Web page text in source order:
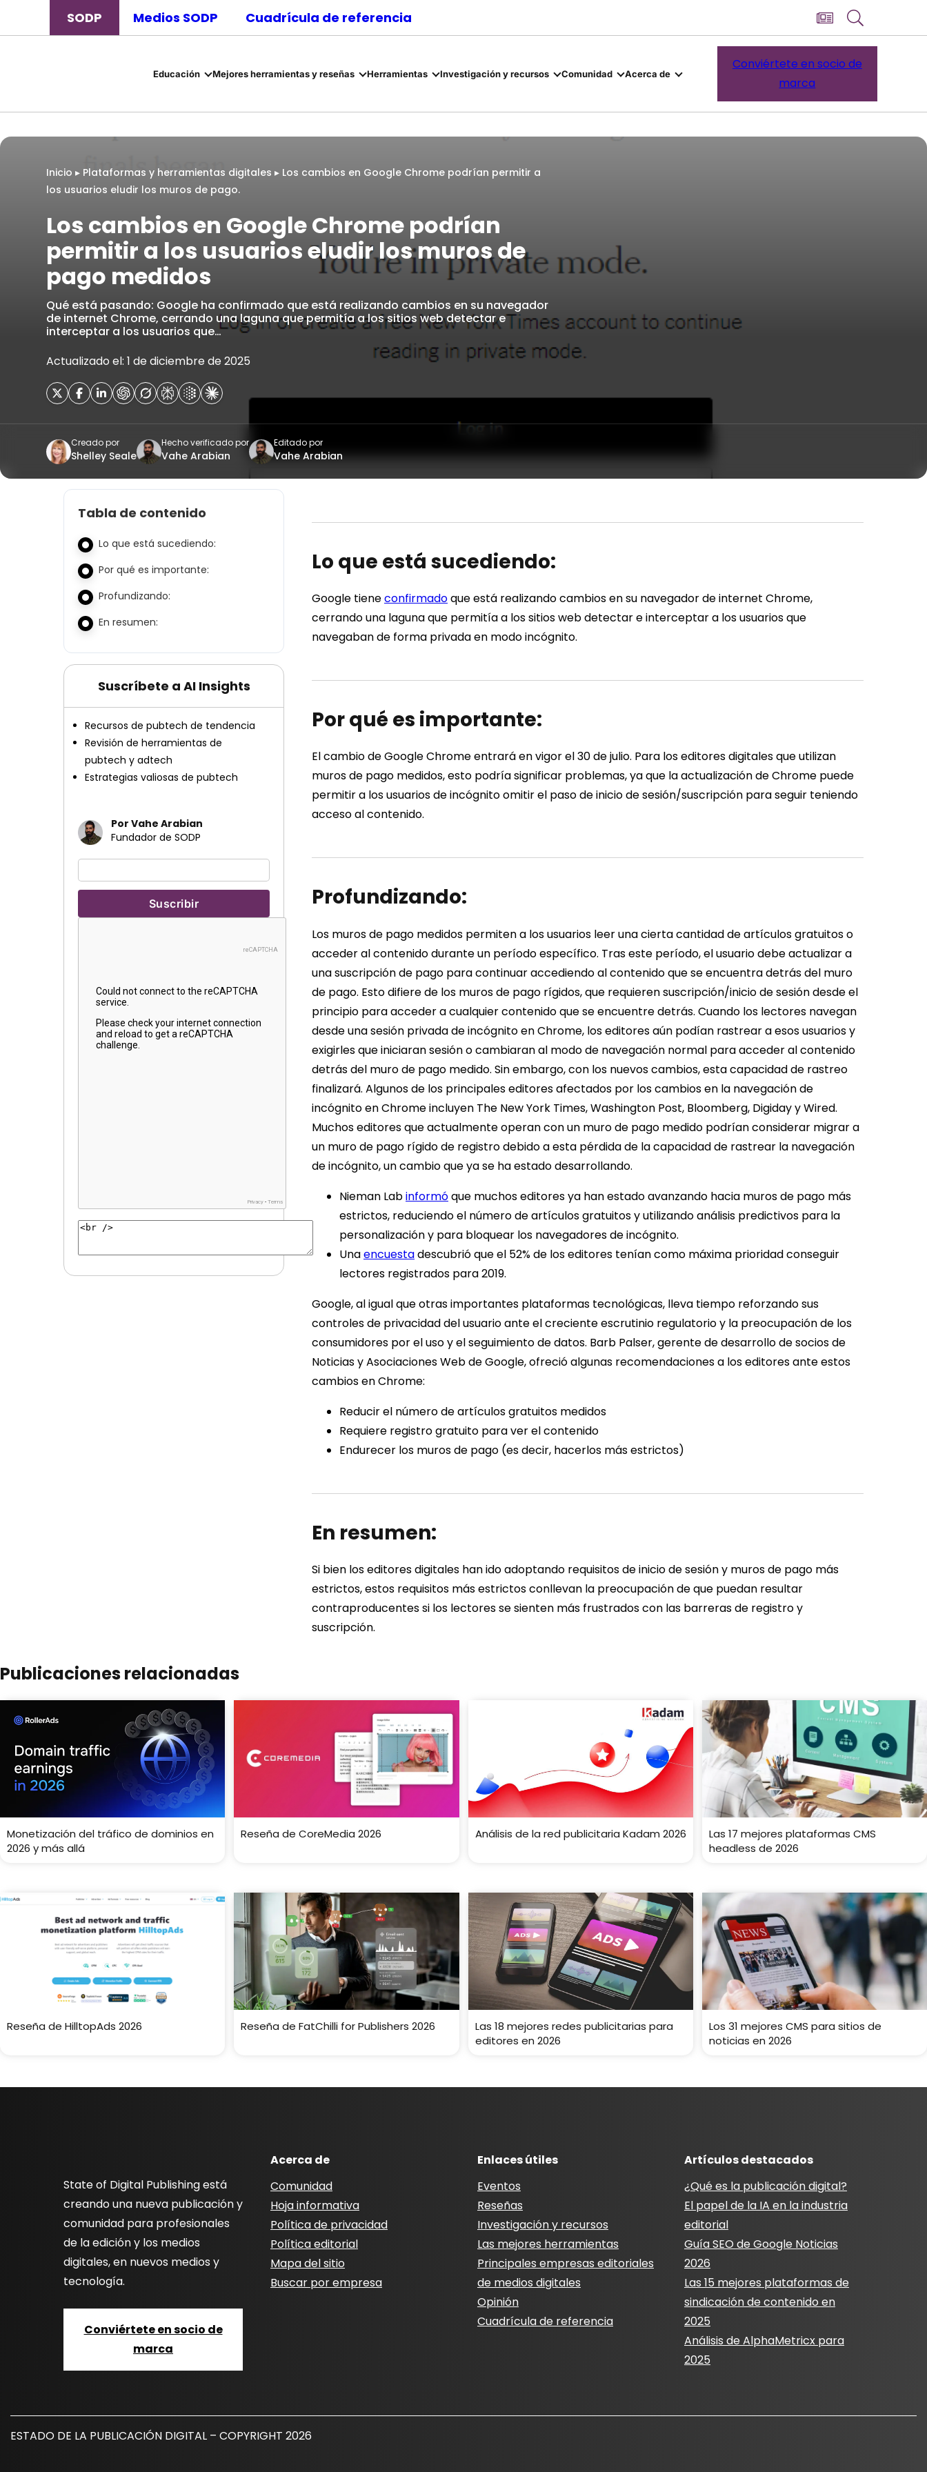
SODP Medios SODP Cuadrícula de referencia
Educación Mejores herramientas y reseñas Herramientas Investigación y recursos Comunidad Acerca de
Conviértete en socio de
marca
Inicio ▸ Plataformas y herramientas digitales ▸ Los cambios en Google Chrome podrían permitir a
los usuarios eludir los muros de pago.
Los cambios en Google Chrome podrían
permitir a los usuarios eludir los muros de
pago medidos
Qué está pasando: Google ha confirmado que está realizando cambios en su navegador
de internet Chrome, cerrando una laguna que permitía a los sitios web detectar e
interceptar a los usuarios que…
Actualizado el: 1 de diciembre de 2025
Creado por
Shelley Seale
Hecho verificado por
Vahe Arabian
Editado por
Vahe Arabian
Tabla de contenido
Lo que está sucediendo:
Por qué es importante:
Profundizando:
En resumen:
Suscríbete a AI Insights
Recursos de pubtech de tendencia
Revisión de herramientas de
pubtech y adtech
Estrategias valiosas de pubtech
Por Vahe Arabian
Fundador de SODP
Lo que está sucediendo:
Google tieneconfirmadoque está realizando cambios en su navegador de internet Chrome,
cerrando una laguna que permitía a los sitios web detectar e interceptar a los usuarios que
navegaban de forma privada en modo incógnito.
Por qué es importante:
El cambio de Google Chrome entrará en vigor el 30 de julio. Para los editores digitales que utilizan
muros de pago medidos, esto podría significar problemas, ya que la actualización de Chrome puede
permitir a los usuarios de incógnito omitir el paso de inicio de sesión/suscripción para seguir teniendo
acceso al contenido.
Profundizando:
Los muros de pago medidos permiten a los usuarios leer una cierta cantidad de artículos gratuitos o
acceder al contenido durante un período específico. Tras este período, el usuario debe actualizar a
una suscripción de pago para continuar accediendo al contenido que se encuentra detrás del muro
de pago. Esto difiere de los muros de pago rígidos, que requieren suscripción/inicio de sesión desde el
principio para acceder a cualquier contenido que se encuentre detrás. Cuando los lectores navegan
desde una sesión privada de incógnito en Chrome, los editores aún podían rastrear a esos usuarios y
exigirles que iniciaran sesión o cambiaran al modo de navegación normal para acceder al contenido
detrás del muro de pago medido. Sin embargo, con los nuevos cambios, esta capacidad de rastreo
finalizará. Algunos de los principales editores afectados por los cambios en la navegación de
incógnito en Chrome incluyen The New York Times, Washington Post, Bloomberg, Digiday y Wired.
Muchos editores que actualmente operan con un muro de pago medido podrían considerar migrar a
un muro de pago rígido de registro debido a esta pérdida de la capacidad de rastrear la navegación
de incógnito, un cambio que ya se ha estado desarrollando.
Nieman Labinformóque muchos editores ya han estado avanzando hacia muros de pago más
estrictos, reduciendo el número de artículos gratuitos y utilizando análisis predictivos para la
personalización y para bloquear los navegadores de incógnito.
Unaencuestadescubrió que el 52% de los editores tenían como máxima prioridad conseguir
lectores registrados para 2019.
Google, al igual que otras importantes plataformas tecnológicas, lleva tiempo reforzando sus
controles de privacidad del usuario ante el creciente escrutinio regulatorio y la preocupación de los
consumidores por el uso y el seguimiento de datos. Barb Palser, gerente de desarrollo de socios de
Noticias y Asociaciones Web de Google, ofreció algunas recomendaciones a los editores ante estos
cambios en Chrome:
Reducir el número de artículos gratuitos medidos
Requiere registro gratuito para ver el contenido
Endurecer los muros de pago (es decir, hacerlos más estrictos)
En resumen:
Si bien los editores digitales han ido adoptando requisitos de inicio de sesión y muros de pago más
estrictos, estos requisitos más estrictos conllevan la preocupación de que puedan resultar
contraproducentes si los lectores se sienten más frustrados con las barreras de registro y
suscripción.
Publicaciones relacionadas
Monetización del tráfico de dominios en
2026 y más allá
Reseña de CoreMedia 2026 Análisis de la red publicitaria Kadam 2026
Las 17 mejores plataformas CMS
headless de 2026
Reseña de HilltopAds 2026 Reseña de FatChilli for Publishers 2026
Las 18 mejores redes publicitarias para
editores en 2026
Los 31 mejores CMS para sitios de
noticias en 2026
State of Digital Publishing está
creando una nueva publicación y
comunidad para profesionales
de la edición y los medios
digitales, en nuevos medios y
tecnología.
Conviértete en socio de
marca
Acerca de
Comunidad
Hoja informativa
Política de privacidad
Política editorial
Mapa del sitio
Buscar por empresa
Enlaces útiles
Eventos
Reseñas
Investigación y recursos
Las mejores herramientas
Principales empresas editoriales
de medios digitales
Opinión
Cuadrícula de referencia
Artículos destacados
¿Qué es la publicación digital?
El papel de la IA en la industria
editorial
Guía SEO de Google Noticias
2026
Las 15 mejores plataformas de
sindicación de contenido en
2025
Análisis de AlphaMetricx para
2025
ESTADO DE LA PUBLICACIÓN DIGITAL – COPYRIGHT 2026